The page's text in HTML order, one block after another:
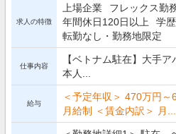
求人の特徴
上場企業 フレックス勤
年間休日120日以上
学
転勤なし・勤務地限定
仕事内容
【ベトナム駐在】大手
本人...
給与
＜予定年収＞ 470万円
月給制 ＜賃金内訳＞ 月...